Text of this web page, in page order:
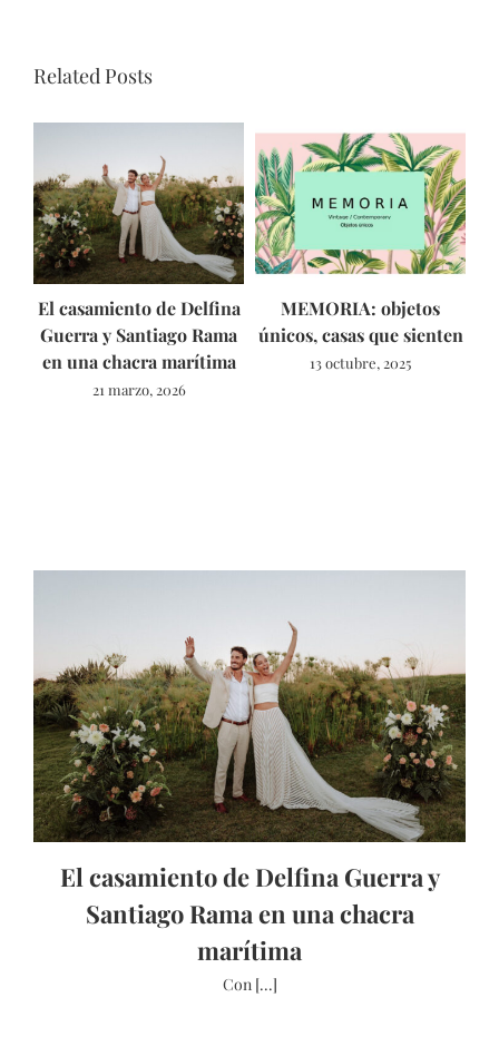
Related Posts
El casamiento de Delfina
Guerra y Santiago Rama
en una chacra marítima
21 marzo, 2026
MEMORIA: objetos
únicos, casas que sienten
13 octubre, 2025
El casamiento de Delfina Guerra y
Santiago Rama en una chacra
marítima
Con [...]